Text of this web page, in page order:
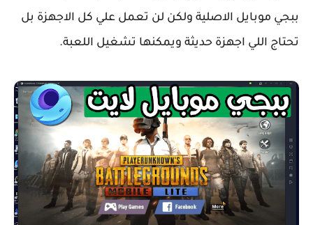
ببجي موبايل الاصلية ولكن لن تعمل علي كل الاجهزة بل
تحتاج اللي اجهزة حديثة ويمكنها تشغيل اللعبة.